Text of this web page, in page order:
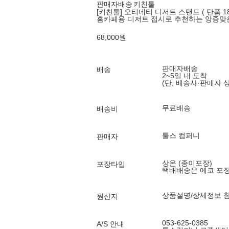
판매자배송 키친툴
[키친툴] 오티네티 디저트 스탠드 ( 단품
홈카페용 디저트 접시로 추천하는 앙증맞
68,000원
배송
판매자배송
2~5일 내 도착
(단, 배송사·판매자
배송비 무료배송
판매자 툴스 컴퍼니
포장타입
상온 (종이포장)
택배배송은 에코 포
원산지 상품설명/상세정보
A/S 안내
053-625-0385